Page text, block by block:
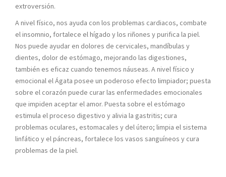
extroversión.
A nivel físico, nos ayuda con los problemas cardiacos, combate
el insomnio, fortalece el hígado y los riñones y purifica la piel.
Nos puede ayudar en dolores de cervicales, mandíbulas y
dientes, dolor de estómago, mejorando las digestiones,
también es eficaz cuando tenemos náuseas. A nivel físico y
emocional el Ágata posee un poderoso efecto limpiador; puesta
sobre el corazón puede curar las enfermedades emocionales
que impiden aceptar el amor. Puesta sobre el estómago
estimula el proceso digestivo y alivia la gastritis; cura
problemas oculares, estomacales y del útero; limpia el sistema
linfático y el páncreas, fortalece los vasos sanguíneos y cura
problemas de la piel.